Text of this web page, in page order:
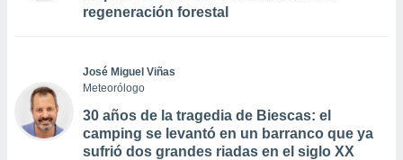
regeneración forestal
José Miguel Viñas
Meteorólogo
30 años de la tragedia de Biescas: el
camping se levantó en un barranco que ya
sufrió dos grandes riadas en el siglo XX